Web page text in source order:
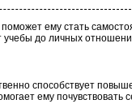
поможет ему стать
учебы до личных
способствует
ему почувствовать